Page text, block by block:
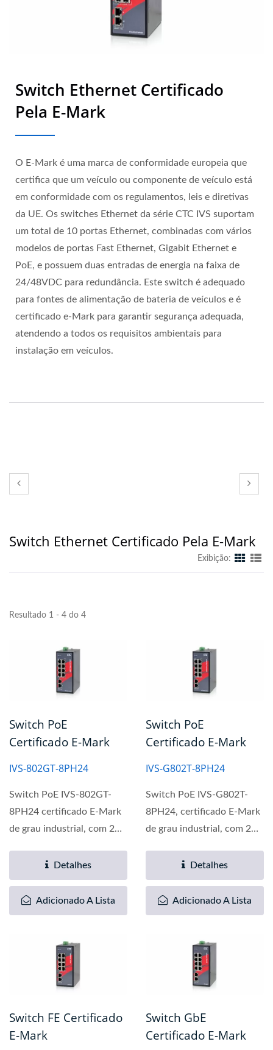
Switch Ethernet Certificado
Pela E-Mark
O E-Mark é uma marca de conformidade europeia que
certifica que um veículo ou componente de veículo está
em conformidade com os regulamentos, leis e diretivas
da UE. Os switches Ethernet da série CTC IVS suportam
um total de 10 portas Ethernet, combinadas com vários
modelos de portas Fast Ethernet, Gigabit Ethernet e
PoE, e possuem duas entradas de energia na faixa de
24/48VDC para redundância. Este switch é adequado
para fontes de alimentação de bateria de veículos e é
certificado e-Mark para garantir segurança adequada,
atendendo a todos os requisitos ambientais para
instalação em veículos.
Switch Ethernet Certificado Pela E-Mark
Exibição:
Resultado 1 - 4 do 4
Switch PoE
Certificado E-Mark
IVS-802GT-8PH24
Switch PoE IVS-802GT-
8PH24 certificado E-Mark
de grau industrial, com 2
Detalhes
Adicionado A Lista
Switch PoE
Certificado E-Mark
IVS-G802T-8PH24
Switch PoE IVS-G802T-
8PH24, certificado E-Mark
de grau industrial, com 2
Detalhes
Adicionado A Lista
Switch FE Certificado
E-Mark
Switch GbE
Certificado E-Mark